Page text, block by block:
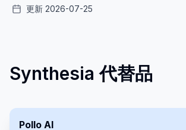
更新 2026-07-25
Synthesia 代替品
Pollo AI